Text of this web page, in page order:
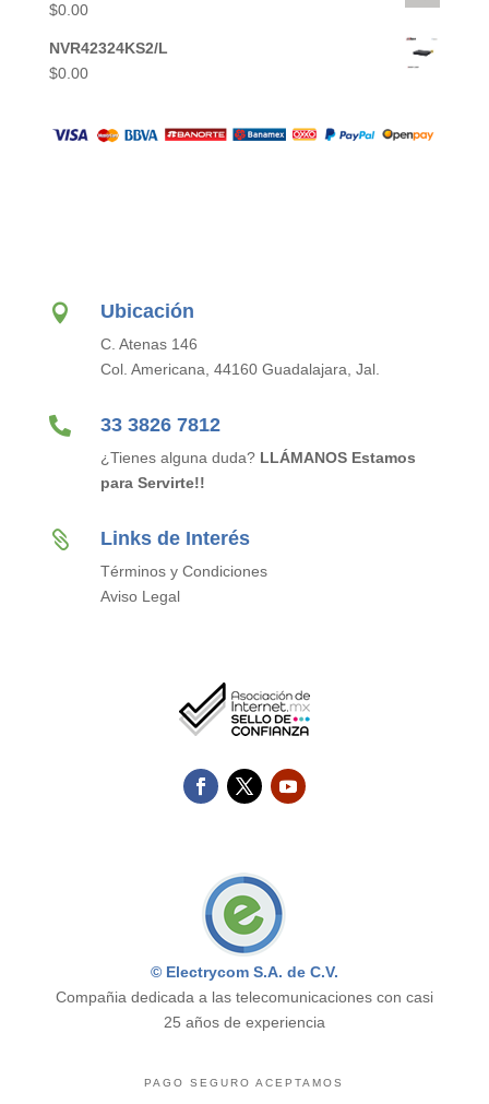
$0.00
NVR42324KS2/L
$0.00
 Ubicación
C. Atenas 146
Col. Americana, 44160 Guadalajara, Jal.
 33 3826 7812
¿Tienes alguna duda? LLÁMANOS Estamos
para Servirte!!
 Links de Interés
Términos y Condiciones
Aviso Legal
© Electrycom S.A. de C.V.
Compañia dedicada a las telecomunicaciones con casi
25 años de experiencia
PAGO SEGURO ACEPTAMOS